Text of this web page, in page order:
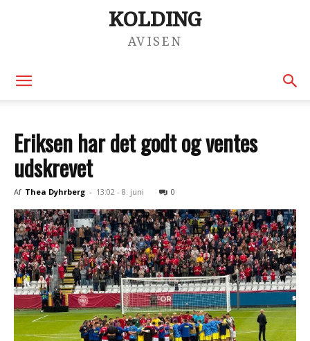
KOLDING
AVISEN
Eriksen har det godt og ventes
udskrevet
Af Thea Dyhrberg - 13:02 - 8. juni 0